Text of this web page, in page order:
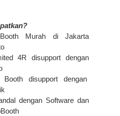
Murah di Jakarta
4R disupport dengan
disupport dengan
dengan Software dan